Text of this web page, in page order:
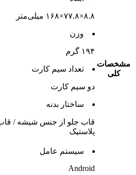
مشخصات
کلی
۸.۸×۷۷.۸×۱۶۸ میلی‌متر
وزن
۱۹۴ گرم
تعداد سيم کارت
دو سيم کارت
ساختار بدنه
قاب جلو از جنس شیشه /
پلاستیک
سيستم عامل
Android